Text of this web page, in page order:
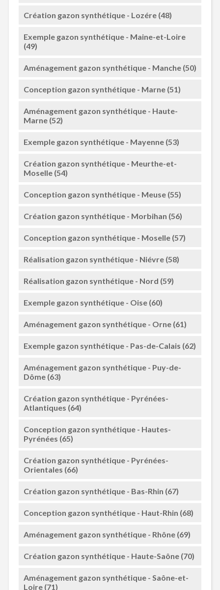
Création gazon synthétique - Lozére (48)
Exemple gazon synthétique - Maine-et-Loire
(49)
Aménagement gazon synthétique - Manche (50)
Conception gazon synthétique - Marne (51)
Aménagement gazon synthétique - Haute-
Marne (52)
Exemple gazon synthétique - Mayenne (53)
Création gazon synthétique - Meurthe-et-
Moselle (54)
Conception gazon synthétique - Meuse (55)
Création gazon synthétique - Morbihan (56)
Conception gazon synthétique - Moselle (57)
Réalisation gazon synthétique - Niévre (58)
Réalisation gazon synthétique - Nord (59)
Exemple gazon synthétique - Oise (60)
Aménagement gazon synthétique - Orne (61)
Exemple gazon synthétique - Pas-de-Calais (62)
Aménagement gazon synthétique - Puy-de-
Dôme (63)
Création gazon synthétique - Pyrénées-
Atlantiques (64)
Conception gazon synthétique - Hautes-
Pyrénées (65)
Création gazon synthétique - Pyrénées-
Orientales (66)
Création gazon synthétique - Bas-Rhin (67)
Conception gazon synthétique - Haut-Rhin (68)
Aménagement gazon synthétique - Rhône (69)
Création gazon synthétique - Haute-Saône (70)
Aménagement gazon synthétique - Saône-et-
Loire (71)